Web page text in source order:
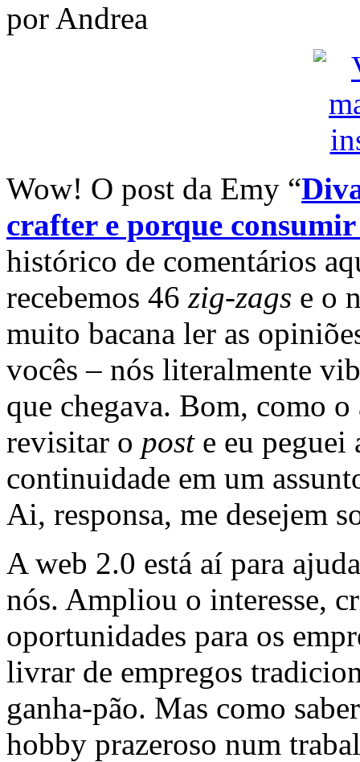
por Andrea
Wow! O post da Emy “
crafter e porque
histórico de comentários
recebemos 46 zig-zags e o
muito bacana ler as
vocês – nós literalmente
que chegava. Bom, como
revisitar o poste eu peguei
continuidade em um
Ai, responsa, me desejem
A web 2.0 está aí para
nós. Ampliou o interesse,
oportunidades para os
livrar de empregos
ganha-pão. Mas como
hobby prazeroso num